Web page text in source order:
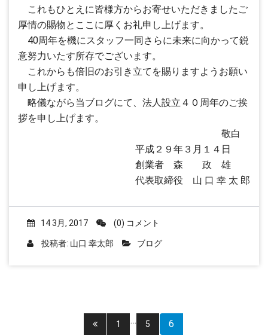
これもひとえに皆様方からお寄せいただきましたご
厚情の賜物とここに厚くお礼申し上げます。
40周年を機にスタッフ一同さらに未来に向かって鋭
意努力いたす所存でございます。
これからも倍旧のお引き立てを賜りますようお願い
申し上げます。
略儀ながら当ブログにて、法人設立４０周年のご挨
拶を申し上げます。
敬白
平成２９年３月１４日
創業者 森 政 雄
代表取締役 山 口 幸 太 郎
14 3月, 2017 (0) コメント
投稿者: 山口 幸太郎 ブログ
投
1 … 5 6